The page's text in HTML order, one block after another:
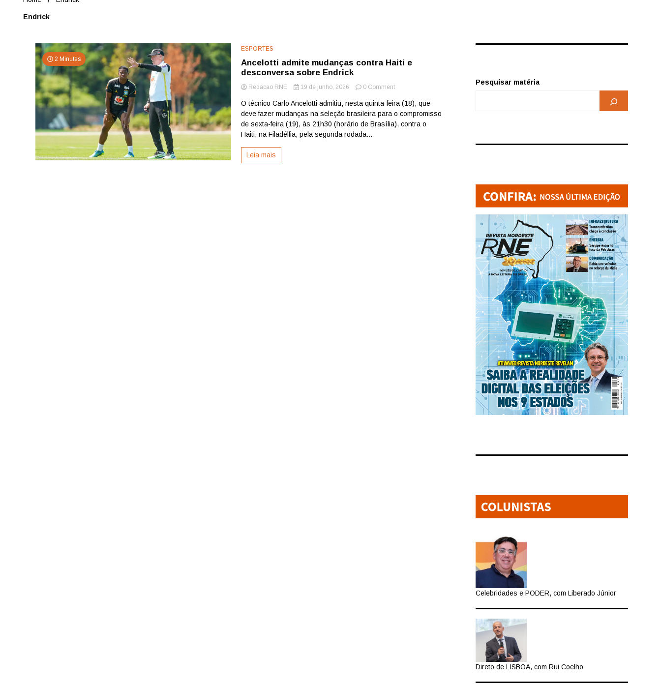
Endrick
2 Minutes
ESPORTES
Ancelotti admite mudanças contra Haiti e
desconversa sobre Endrick
Redacao RNE 19 de junho, 2026 0 Commenton
admite
mudanças
contra
O técnico Carlo Ancelotti admitiu, nesta quinta-feira (18), que
deve fazer mudanças na seleção brasileira para o compromisso
de sexta-feira (19), às 21h30 (horário de Brasília), contra o
Haiti, na Filadélfia, pela segunda rodada...
Leia mais
Pesquisar matéria
Celebridades e PODER, com Liberado Júnior
Direto de LISBOA, com Rui Coelho